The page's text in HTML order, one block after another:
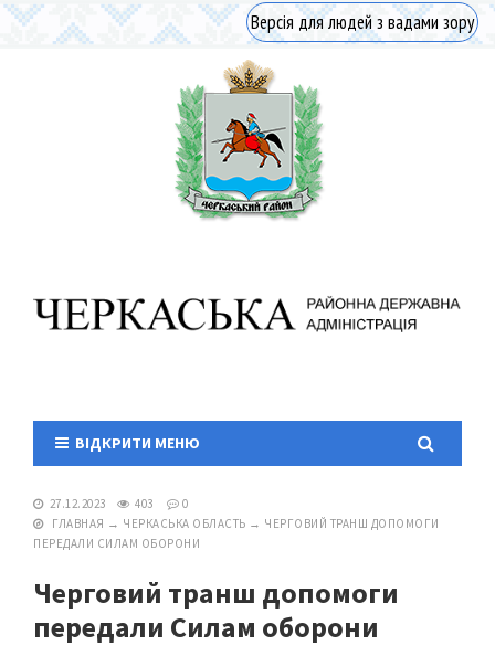
Версія для людей з вадами зору
ВІДКРИТИ МЕНЮ
27.12.2023 403
0
ГЛАВНАЯ → ЧЕРКАСЬКА ОБЛАСТЬ → ЧЕРГОВИЙ ТРАНШ ДОПОМОГИ
ПЕРЕДАЛИ СИЛАМ ОБОРОНИ
Черговий транш допомоги
передали Силам оборони